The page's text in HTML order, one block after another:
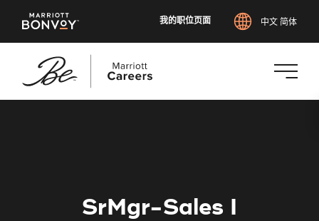
我的职位页面 中文 简体
SrMgr-Sales I